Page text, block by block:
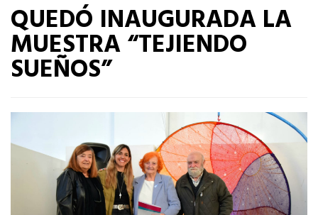
QUEDÓ INAUGURADA LA
MUESTRA “TEJIENDO
SUEÑOS”